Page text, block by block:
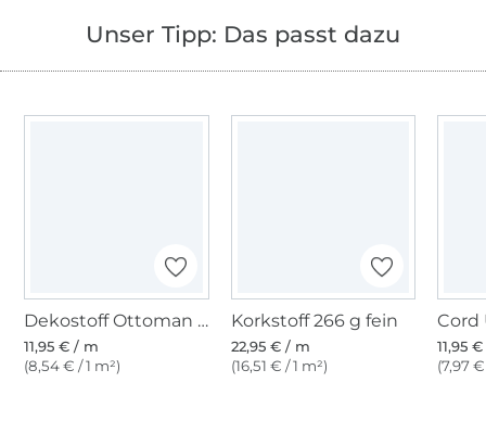
Unser Tipp: Das passt dazu
Dekostoff Ottoman Map of the World - Weltkarte
11,95 € / m
(8,54 € / 1 m²)
Korkstoff 266 g fein
22,95 € / m
(16,51 € / 1 m²)
11,95
(7,97